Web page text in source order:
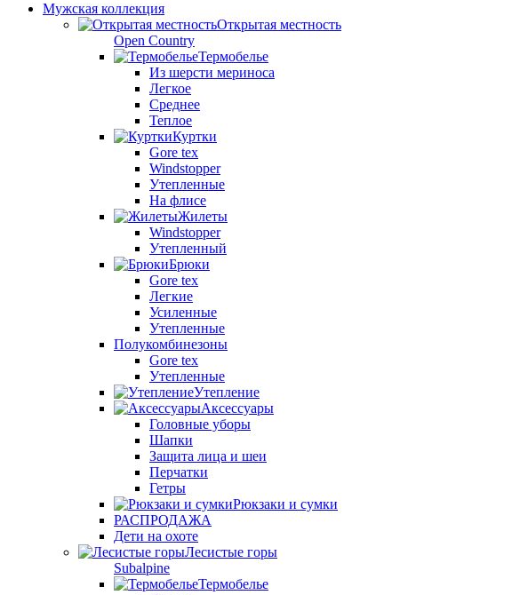
Мужская коллекция
Открытая местность
Open Country
Термобелье
Из шерсти мериноса
Легкое
Среднее
Теплое
Куртки
Gore tex
Windstopper
Утепленные
На флисе
Жилеты
Windstopper
Утепленный
Брюки
Gore tex
Легкие
Усиленные
Утепленные
Полукомбинезоны
Gore tex
Утепленные
Утепление
Аксессуары
Головные уборы
Шапки
Защита лица и шеи
Перчатки
Гетры
Рюкзаки и сумки
РАСПРОДАЖА
Дети на охоте
Лесистые горы
Subalpine
Термобелье